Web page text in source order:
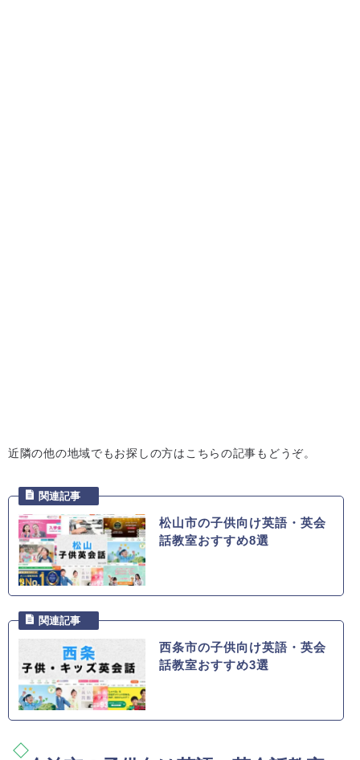
近隣の他の地域でもお探しの方はこちらの記事もどうぞ。
松山市の子供向け英語・英会
話教室おすすめ8選
西条市の子供向け英語・英会
話教室おすすめ3選